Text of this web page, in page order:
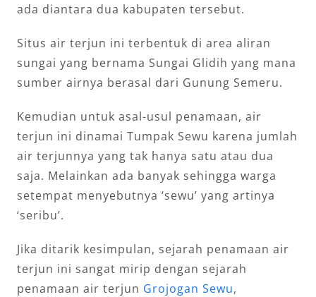
ada diantara dua kabupaten tersebut.
Situs air terjun ini terbentuk di area aliran
sungai yang bernama Sungai Glidih yang mana
sumber airnya berasal dari Gunung Semeru.
Kemudian untuk asal-usul penamaan, air
terjun ini dinamai Tumpak Sewu karena jumlah
air terjunnya yang tak hanya satu atau dua
saja. Melainkan ada banyak sehingga warga
setempat menyebutnya ‘sewu’ yang artinya
‘seribu’.
Jika ditarik kesimpulan, sejarah penamaan air
terjun ini sangat mirip dengan sejarah
penamaan air terjun Grojogan Sewu,